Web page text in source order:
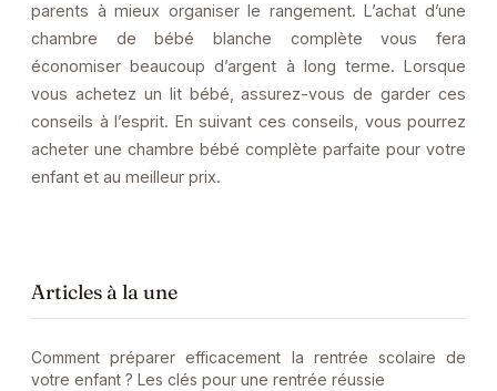
parents à mieux organiser le rangement. L’achat d’une
chambre de bébé blanche complète vous fera
économiser beaucoup d’argent à long terme. Lorsque
vous achetez un lit bébé, assurez-vous de garder ces
conseils à l’esprit. En suivant ces conseils, vous pourrez
acheter une chambre bébé complète parfaite pour votre
enfant et au meilleur prix.
Articles à la une
Comment préparer efficacement la rentrée scolaire de
votre enfant ? Les clés pour une rentrée réussie